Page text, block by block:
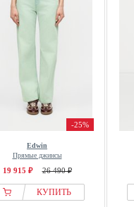
-25%
Edwin
Прямые джинсы
19 915 ₽ 26 490 ₽
КУПИТЬ